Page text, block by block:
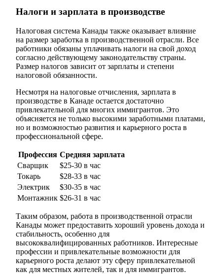
Налоги и зарплата в производстве
Налоговая система Канады также оказывает влияние
на размер заработка в производственной отрасли. Все
работники обязаны уплачивать налоги на свой доход
согласно действующему законодательству страны.
Размер налогов зависит от зарплаты и степени
налоговой обязанности.
Несмотря на налоговые отчисления, зарплата в
производстве в Канаде остается достаточно
привлекательной для многих иммигрантов. Это
объясняется не только высокими заработными платами,
но и возможностью развития и карьерного роста в
профессиональной сфере.
Профессия Средняя зарплата
Сварщик
$25-30 в час
Токарь
$28-33 в час
Электрик
$30-35 в час
Монтажник $26-31 в час
Таким образом, работа в производственной отрасли
Канады может предоставить хороший уровень дохода и
стабильность, особенно для
высококвалифицированных работников. Интересные
профессии и привлекательные возможности для
карьерного роста делают эту сферу привлекательной
как для местных жителей, так и для иммигрантов.